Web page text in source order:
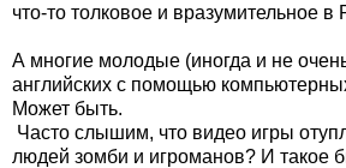
что-то толковое и вразумительное
А многие молодые (иногда и не
английских с помощью
Может быть.
Часто слышим, что видео игры
людей зомби и игроманов? И такое